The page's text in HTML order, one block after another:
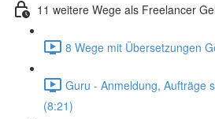
11 weitere Wege als Freelancer
8 Wege mit Übersetzungen
Guru - Anmeldung, Aufträge
(8:21)